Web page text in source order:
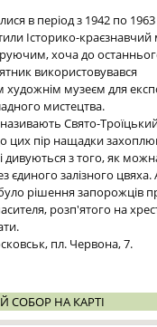
в період з 1942 по 1963
Історико-краєзнавчий
хоча до
використовувався
музеєм для
мистецтва.
Свято-
цих пір нащадки
дивуються з того, як
єдиного залізного
рішення запорожців
розп'ятого на
пл. Червона, 7.
СОБОР НА КАРТІ